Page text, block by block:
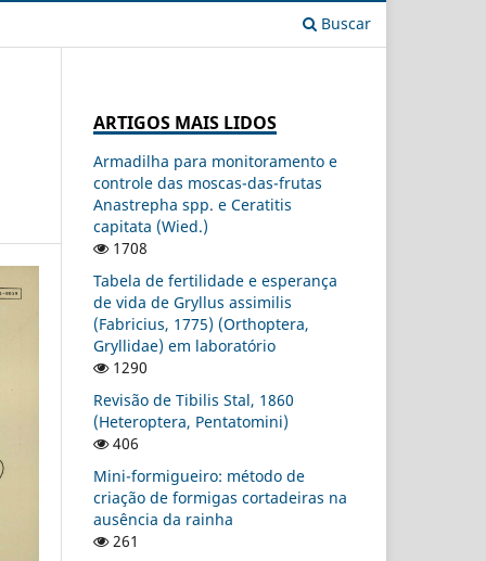
Buscar
ARTIGOS MAIS LIDOS
Armadilha para monitoramento e
controle das moscas-das-frutas
Anastrepha spp. e Ceratitis
capitata (Wied.)
1708
Tabela de fertilidade e esperança
de vida de Gryllus assimilis
(Fabricius, 1775) (Orthoptera,
Gryllidae) em laboratório
1290
Revisão de Tibilis Stal, 1860
(Heteroptera, Pentatomini)
406
Mini-formigueiro: método de
criação de formigas cortadeiras na
ausência da rainha
261